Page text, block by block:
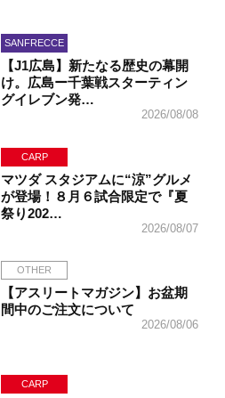
SANFRECCE
【J1広島】新たなる歴史の幕開
け。広島ー千葉戦スターティン
グイレブン発…
2026/08/08
CARP
マツダ スタジアムに“涼”グルメ
が登場！８月６試合限定で『夏
祭り202…
2026/08/07
OTHER
【アスリートマガジン】お盆期
間中のご注文について
2026/08/06
CARP